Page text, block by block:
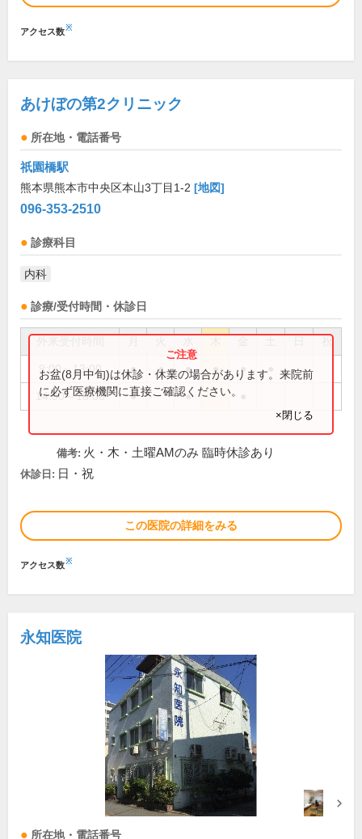
アクセス数※
あけぼの第2クリニック
所在地・電話番号
祇園橋駅
熊本県熊本市中央区本山3丁目1-2 [地図]
096-353-2510
診療科目
内科
診療/受付時間・休診日
祝
9:00～13:00 ● ● ● ● ●
14:00～18:00 ● ●
お盆(8月中旬)は休診・休業の場合があります。来院前
に必ず医療機関に直接ご確認ください。
×閉じる
備考: 火・木・土曜AMのみ 臨時休診あり
休診日: 日・祝
この医院の詳細をみる
アクセス数※
永知医院
所在地・電話番号